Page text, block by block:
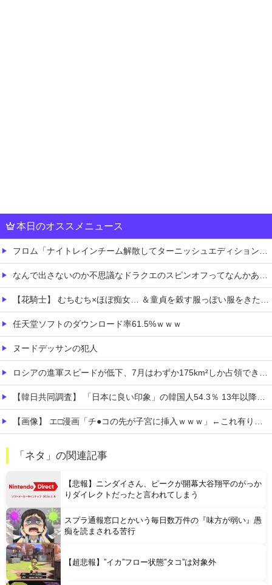
本日のオススメニュース
フロム「ナイトレインチーム解散してターニッシュエディション完成させました」←これｗｗｗｗ
なんで出さないのか不思議なドラクエのスピンオフってなんかある？
【花騎士】 むちむち×ほぼ痴女… ＆童貞を穀す服っぽい服をきたホウオウボクへの反応！！！
任天堂ソフトのダウンロード率61.5%ｗｗｗ
ヌードデッサンの犯人
ロシアの進軍スピードが低下、7月はわずか175km²しか占領できず！
【韓日共同調査】 「日本に良い印象」の韓国人54.3％ 13年以降で最高に 日本人の韓国好感度は35.3％
【画像】 エ□漫画「チ●コの先が子宮に挿入ｗｗｗ」←これ有り得るの？ｗｗ
Powered by livedoor 相互RSS
「ネタ」の関連記事
【悲報】ニンダイさん、ピークが開幕大谷翔平のがっか
りダイレクトだったと言われてしまう
スプラ通報窓口とかいう毎日数万件の『味方が弱い』愚
痴を読まされる苦行
【超悲報】”イカ”フロー状態”タコ”は対象外